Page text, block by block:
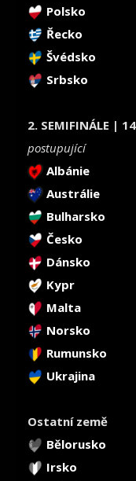
Polsko
Řecko
Švédsko
Srbsko
2. SEMIFINÁLE |
postupující
Albánie
Austrálie
Bulharsko
Česko
Dánsko
Kypr
Malta
Norsko
Rumunsko
Ukrajina
Ostatní země
Bělorusko
Irsko